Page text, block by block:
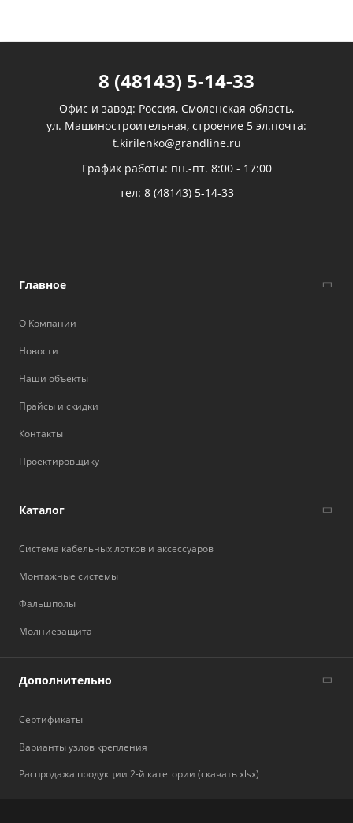
Главное
О Компании
Новости
Наши объекты
Прайсы и скидки
Контакты
Проектировщику
Каталог
Система кабельных лотков и аксессуаров
Монтажные системы
Фальшполы
Молниезащита
Дополнительно
Сертификаты
Варианты узлов крепления
Распродажа продукции 2-й категории (скачать xlsx)
8 (48143) 5-14-33
Офис и завод: Россия, Смоленская область,
ул. Машиностроительная, строение 5 эл.почта:
t.kirilenko@grandline.ru
График работы: пн.-пт. 8:00 - 17:00
тел: 8 (48143) 5-14-33